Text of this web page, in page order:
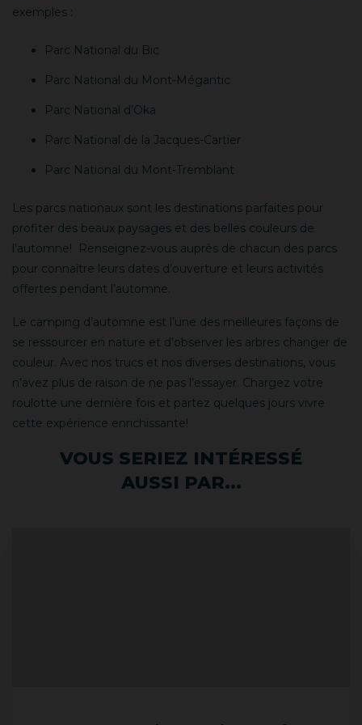
exemples :
Parc National du Bic
Parc National du Mont-Mégantic
Parc National d’Oka
Parc National de la Jacques-Cartier
Parc National du Mont-Tremblant
Les parcs nationaux sont les destinations parfaites pour
profiter des beaux paysages et des belles couleurs de
l’automne!
Renseignez-vous auprès de chacun des parcs
pour connaître leurs dates d’ouverture et leurs activités
offertes pendant l’automne.
Le camping d’automne est l’une des meilleures façons de
se ressourcer en nature et d’observer les arbres changer de
couleur. Avec nos trucs et nos diverses destinations, vous
n’avez plus de raison de ne pas l’essayer. Chargez votre
roulotte une dernière fois et partez quelques jours vivre
cette expérience enrichissante!
VOUS SERIEZ INTÉRESSÉ
AUSSI PAR...